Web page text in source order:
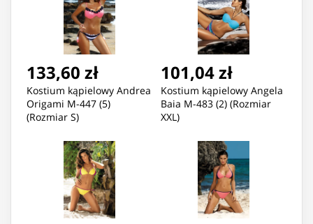
133,60 zł
Kostium kąpielowy Andrea
Origami M-447 (5)
(Rozmiar S)
101,04 zł
Kostium kąpielowy Angela
Baia M-483 (2) (Rozmiar
XXL)